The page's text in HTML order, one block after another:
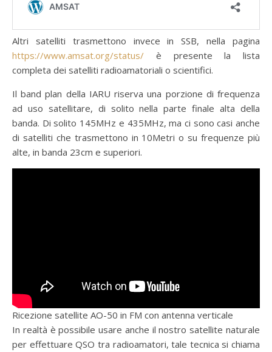
Altri satelliti trasmettono invece in SSB, nella pagina
https://www.amsat.org/status/ è presente la lista
completa dei satelliti radioamatoriali o scientifici.
Il band plan della IARU riserva una porzione di frequenza
ad uso satellitare, di solito nella parte finale alta della
banda. Di solito 145MHz e 435MHz, ma ci sono casi anche
di satelliti che trasmettono in 10Metri o su frequenze più
alte, in banda 23cm e superiori.
Ricezione satellite AO-50 in FM con antenna verticale
In realtà è possibile usare anche il nostro satellite naturale
per effettuare QSO tra radioamatori, tale tecnica si chiama